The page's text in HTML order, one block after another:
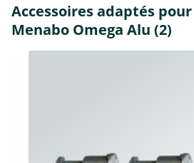
Accessoires adaptés
Menabo Omega Alu (2)